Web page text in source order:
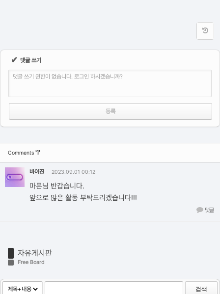
✔ 댓글 쓰기
댓글 쓰기 권한이 없습니다. 로그인 하시겠습니까?
Comments '1'
바이진 2023.09.01 00:12
마몬님 반갑습니다.
앞으로 많은 활동 부탁드리겠습니다!!!
댓글
자유게시판
Free Board
검색